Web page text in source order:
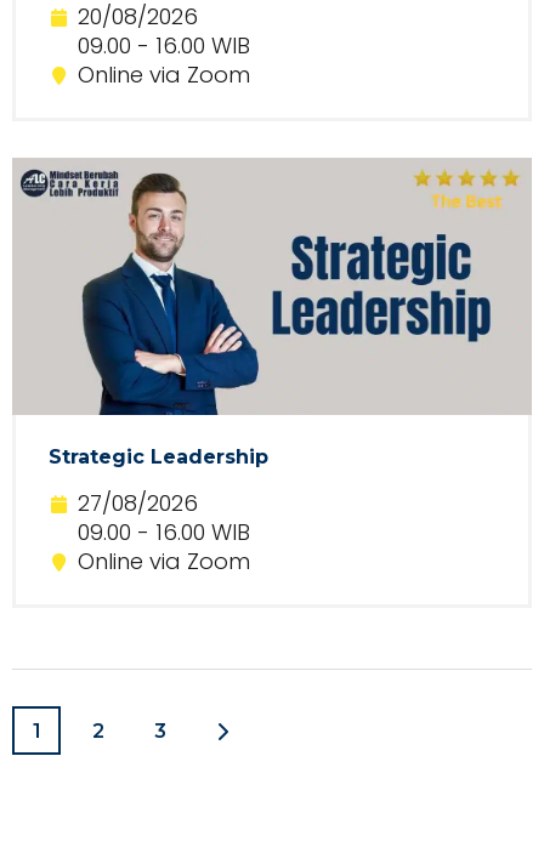
20/08/2026
09.00 - 16.00 WIB
Online via Zoom
Strategic Leadership
27/08/2026
09.00 - 16.00 WIB
Online via Zoom
1 2 3